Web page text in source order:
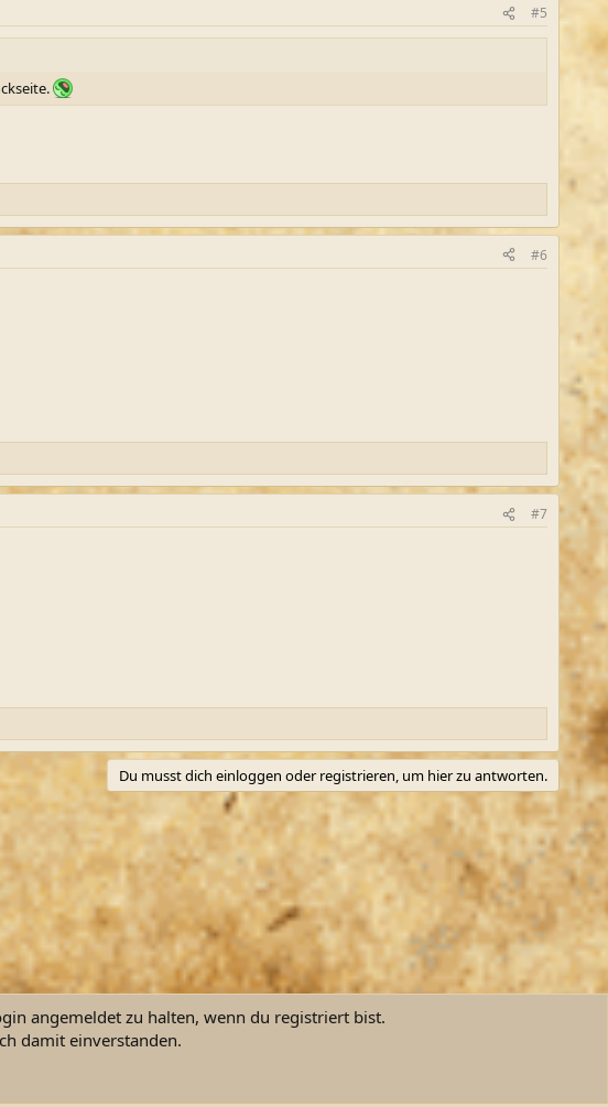
#5
#6
#7
Du musst dich einloggen oder registrieren, um hier zu antworten.
Kontakt Nutzungsbedingungen
Ltd.
angemeldet zu halten, wenn du registriert bist.
damit einverstanden.